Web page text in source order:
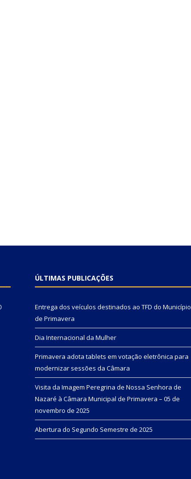
ÚLTIMAS PUBLICAÇÕES
Entrega dos veículos destinados ao TFD do Município
de Primavera
Dia Internacional da Mulher
Primavera adota tablets em votação eletrônica para
modernizar sessões da Câmara
Visita da Imagem Peregrina de Nossa Senhora de
Nazaré à Câmara Municipal de Primavera – 05 de
novembro de 2025
Abertura do Segundo Semestre de 2025